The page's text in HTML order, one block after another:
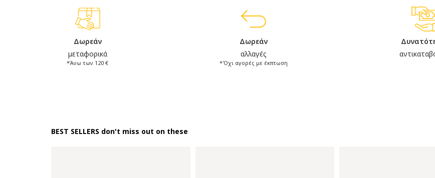
Δωρεάν
μεταφορικά
*Άνω των 120 €
Δωρεάν
αλλαγές
*Όχι αγορές με έκπτωση
BEST SELLERS don't miss out on these